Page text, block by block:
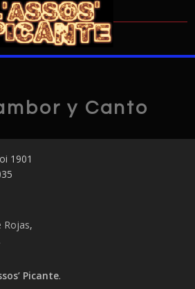
y Canto
1901
Rojas,
Picante.